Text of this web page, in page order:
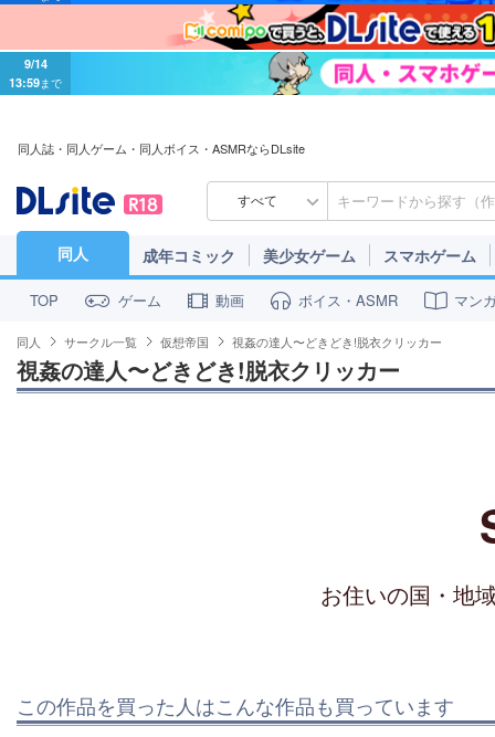
9/14
13:59 まで
同人誌・同人ゲーム・同人ボイス・ASMRならDLsite
すべて
同人 成年コミック 美少女ゲーム スマホゲーム
TOP ゲーム 動画 ボイス・ASMR マン
同人 サークル一覧 仮想帝国 視姦の達人〜どきどき!脱衣クリッカー
視姦の達人〜どきどき!脱衣クリッカー
お住いの国・地
この作品を買った人はこんな作品も買っています